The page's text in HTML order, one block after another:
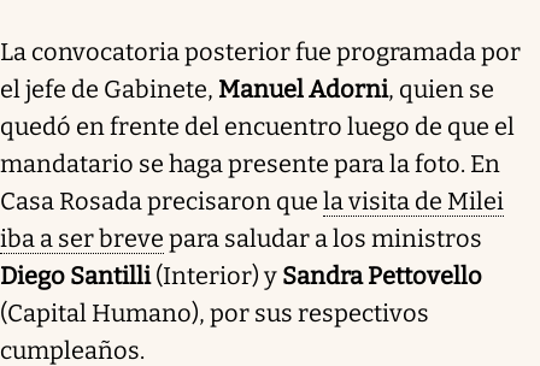
La convocatoria posterior fue programada por
el jefe de Gabinete, Manuel Adorni, quien se
quedó en frente del encuentro luego de que el
mandatario se haga presente para la foto. En
Casa Rosada precisaron que la visita de Milei
iba a ser breve para saludar a los ministros
Diego Santilli(Interior) y Sandra Pettovello
(Capital Humano), por sus respectivos
cumpleaños.